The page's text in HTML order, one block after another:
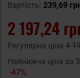
Вартість: 239,69
2 197,24
Регулярна ціна 4
Найнижча ціна за
-47%